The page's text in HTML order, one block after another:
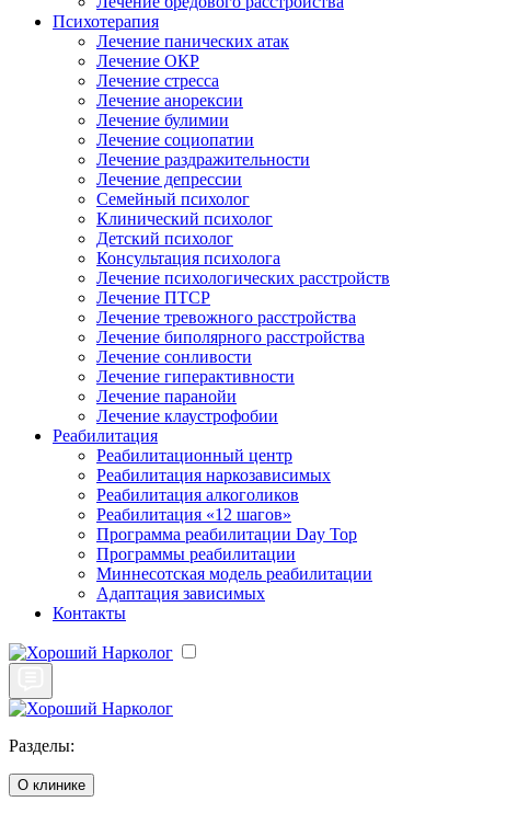
Психотерапия
Лечение панических атак
Лечение ОКР
Лечение стресса
Лечение анорексии
Лечение булимии
Лечение социопатии
Лечение раздражительности
Лечение депрессии
Семейный психолог
Клинический психолог
Детский психолог
Консультация психолога
Лечение психологических расстройств
Лечение ПТСР
Лечение тревожного расстройства
Лечение биполярного расстройства
Лечение сонливости
Лечение гиперактивности
Лечение паранойи
Лечение клаустрофобии
Реабилитация
Реабилитационный центр
Реабилитация наркозависимых
Реабилитация алкоголиков
Реабилитация «12 шагов»
Программа реабилитации Day Top
Программы реабилитации
Миннесотская модель реабилитации
Адаптация зависимых
Контакты
Разделы:
О клинике